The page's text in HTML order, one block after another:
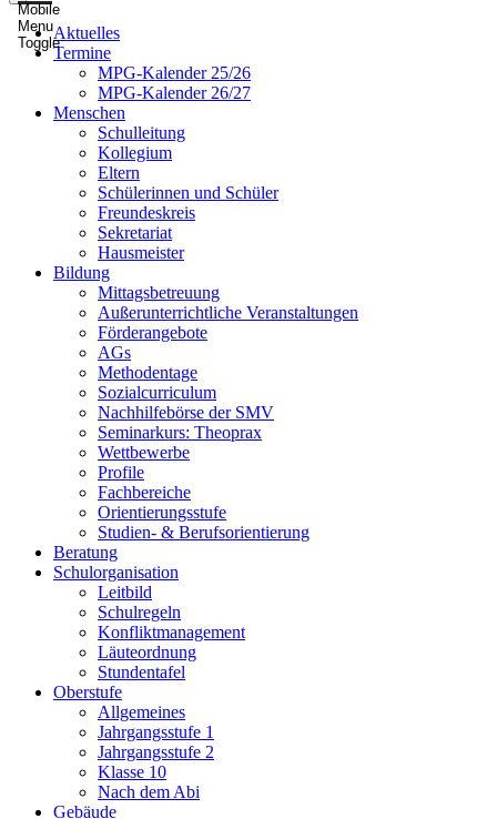
Mobile
Menu
Toggle
Aktuelles
Termine
MPG-Kalender 25/26
MPG-Kalender 26/27
Menschen
Schulleitung
Kollegium
Eltern
Schülerinnen und Schüler
Freundeskreis
Sekretariat
Hausmeister
Bildung
Mittagsbetreuung
Außerunterrichtliche Veranstaltungen
Förderangebote
AGs
Methodentage
Sozialcurriculum
Nachhilfebörse der SMV
Seminarkurs: Theoprax
Wettbewerbe
Profile
Fachbereiche
Orientierungsstufe
Studien- & Berufsorientierung
Beratung
Schulorganisation
Leitbild
Schulregeln
Konfliktmanagement
Läuteordnung
Stundentafel
Oberstufe
Allgemeines
Jahrgangsstufe 1
Jahrgangsstufe 2
Klasse 10
Nach dem Abi
Gebäude